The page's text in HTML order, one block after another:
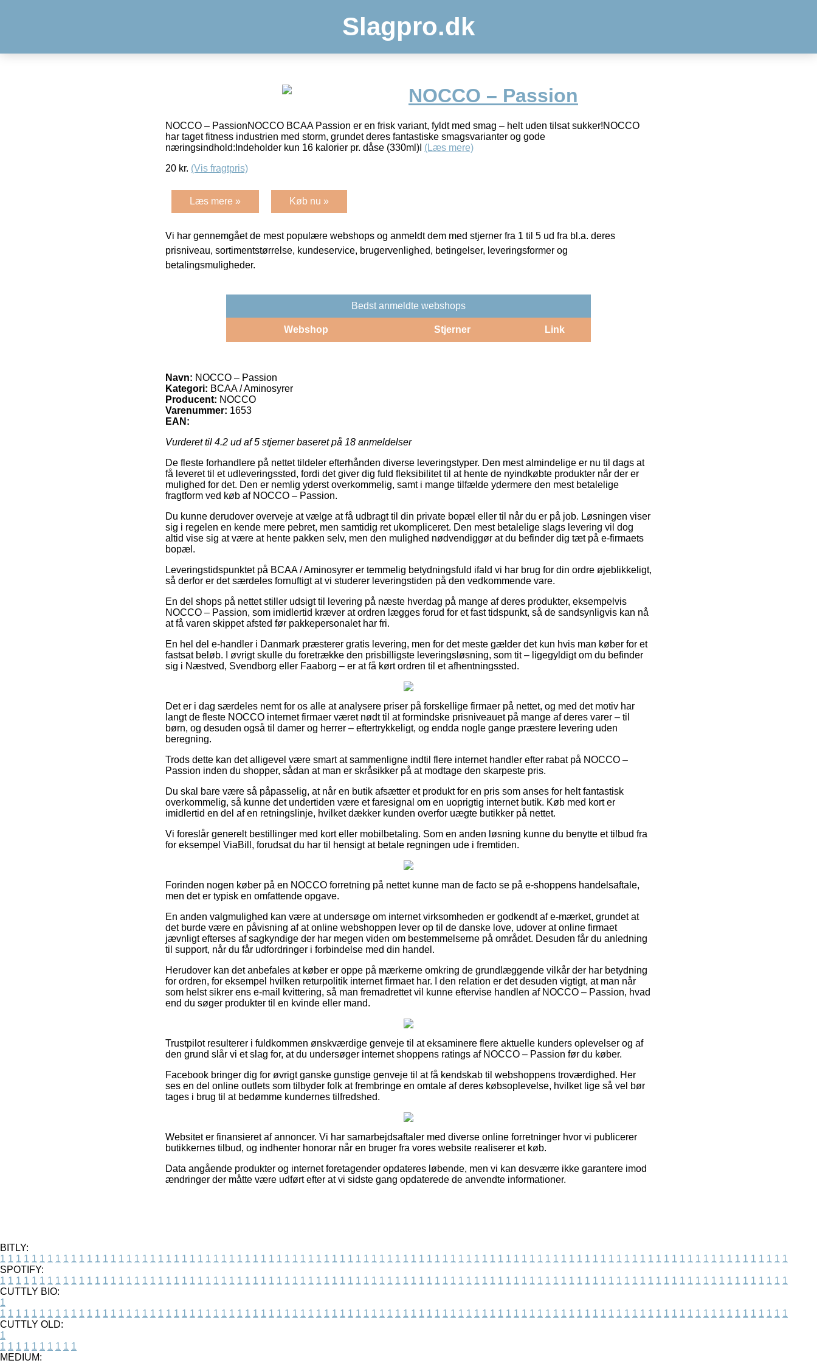
Slagpro.dk
NOCCO – Passion
NOCCO – PassionNOCCO BCAA Passion er en frisk variant, fyldt med smag – helt uden tilsat sukker!NOCCO
har taget fitness industrien med storm, grundet deres fantastiske smagsvarianter og gode
næringsindhold:Indeholder kun 16 kalorier pr. dåse (330ml)I (Læs mere)
20 kr. (Vis fragtpris)
Læs mere » Køb nu »
Vi har gennemgået de mest populære webshops og anmeldt dem med stjerner fra 1 til 5 ud fra bl.a. deres
prisniveau, sortimentstørrelse, kundeservice, brugervenlighed, betingelser, leveringsformer og
betalingsmuligheder.
Bedst anmeldte webshops
Webshop Stjerner Link
Navn: NOCCO – Passion
Kategori: BCAA / Aminosyrer
Producent: NOCCO
Varenummer: 1653
EAN:
Vurderet til 4.2 ud af 5 stjerner baseret på 18 anmeldelser
De fleste forhandlere på nettet tildeler efterhånden diverse leveringstyper. Den mest almindelige er nu til dags at
få leveret til et udleveringssted, fordi det giver dig fuld fleksibilitet til at hente de nyindkøbte produkter når der er
mulighed for det. Den er nemlig yderst overkommelig, samt i mange tilfælde ydermere den mest betalelige
fragtform ved køb af NOCCO – Passion.
Du kunne derudover overveje at vælge at få udbragt til din private bopæl eller til når du er på job. Løsningen viser
sig i regelen en kende mere pebret, men samtidig ret ukompliceret. Den mest betalelige slags levering vil dog
altid vise sig at være at hente pakken selv, men den mulighed nødvendiggør at du befinder dig tæt på e-firmaets
bopæl.
Leveringstidspunktet på BCAA / Aminosyrer er temmelig betydningsfuld ifald vi har brug for din ordre øjeblikkeligt,
så derfor er det særdeles fornuftigt at vi studerer leveringstiden på den vedkommende vare.
En del shops på nettet stiller udsigt til levering på næste hverdag på mange af deres produkter, eksempelvis
NOCCO – Passion, som imidlertid kræver at ordren lægges forud for et fast tidspunkt, så de sandsynligvis kan nå
at få varen skippet afsted før pakkepersonalet har fri.
En hel del e-handler i Danmark præsterer gratis levering, men for det meste gælder det kun hvis man køber for et
fastsat beløb. I øvrigt skulle du foretrække den prisbilligste leveringsløsning, som tit – ligegyldigt om du befinder
sig i Næstved, Svendborg eller Faaborg – er at få kørt ordren til et afhentningssted.
Det er i dag særdeles nemt for os alle at analysere priser på forskellige firmaer på nettet, og med det motiv har
langt de fleste NOCCO internet firmaer været nødt til at formindske prisniveauet på mange af deres varer – til
børn, og desuden også til damer og herrer – eftertrykkeligt, og endda nogle gange præstere levering uden
beregning.
Trods dette kan det alligevel være smart at sammenligne indtil flere internet handler efter rabat på NOCCO –
Passion inden du shopper, sådan at man er skråsikker på at modtage den skarpeste pris.
Du skal bare være så påpasselig, at når en butik afsætter et produkt for en pris som anses for helt fantastisk
overkommelig, så kunne det undertiden være et faresignal om en uoprigtig internet butik. Køb med kort er
imidlertid en del af en retningslinje, hvilket dækker kunden overfor uægte butikker på nettet.
Vi foreslår generelt bestillinger med kort eller mobilbetaling. Som en anden løsning kunne du benytte et tilbud fra
for eksempel ViaBill, forudsat du har til hensigt at betale regningen ude i fremtiden.
Forinden nogen køber på en NOCCO forretning på nettet kunne man de facto se på e-shoppens handelsaftale,
men det er typisk en omfattende opgave.
En anden valgmulighed kan være at undersøge om internet virksomheden er godkendt af e-mærket, grundet at
det burde være en påvisning af at online webshoppen lever op til de danske love, udover at online firmaet
jævnligt efterses af sagkyndige der har megen viden om bestemmelserne på området. Desuden får du anledning
til support, når du får udfordringer i forbindelse med din handel.
Herudover kan det anbefales at køber er oppe på mærkerne omkring de grundlæggende vilkår der har betydning
for ordren, for eksempel hvilken returpolitik internet firmaet har. I den relation er det desuden vigtigt, at man når
som helst sikrer ens e-mail kvittering, så man fremadrettet vil kunne eftervise handlen af NOCCO – Passion, hvad
end du søger produkter til en kvinde eller mand.
Trustpilot resulterer i fuldkommen ønskværdige genveje til at eksaminere flere aktuelle kunders oplevelser og af
den grund slår vi et slag for, at du undersøger internet shoppens ratings af NOCCO – Passion før du køber.
Facebook bringer dig for øvrigt ganske gunstige genveje til at få kendskab til webshoppens troværdighed. Her
ses en del online outlets som tilbyder folk at frembringe en omtale af deres købsoplevelse, hvilket lige så vel bør
tages i brug til at bedømme kundernes tilfredshed.
Websitet er finansieret af annoncer. Vi har samarbejdsaftaler med diverse online forretninger hvor vi publicerer
butikkernes tilbud, og indhenter honorar når en bruger fra vores website realiserer et køb.
Data angående produkter og internet foretagender opdateres løbende, men vi kan desværre ikke garantere imod
ændringer der måtte være udført efter at vi sidste gang opdaterede de anvendte informationer.
BITLY:
1 1 1 1 1 1 1 1 1 1 1 1 1 1 1 1 1 1 1 1 1 1 1 1 1 1 1 1 1 1 1 1 1 1 1 1 1 1 1 1 1 1 1 1 1 1 1 1 1 1 1 1 1 1 1 1 1 1 1 1 1 1 1 1 1 1 1 1 1 1 1 1 1 1 1 1 1 1 1 1 1 1 1 1 1 1 1 1 1 1 1 1 1 1 1 1 1 1 1 1
SPOTIFY:
1 1 1 1 1 1 1 1 1 1 1 1 1 1 1 1 1 1 1 1 1 1 1 1 1 1 1 1 1 1 1 1 1 1 1 1 1 1 1 1 1 1 1 1 1 1 1 1 1 1 1 1 1 1 1 1 1 1 1 1 1 1 1 1 1 1 1 1 1 1 1 1 1 1 1 1 1 1 1 1 1 1 1 1 1 1 1 1 1 1 1 1 1 1 1 1 1 1 1 1
CUTTLY BIO:
1
1 1 1 1 1 1 1 1 1 1 1 1 1 1 1 1 1 1 1 1 1 1 1 1 1 1 1 1 1 1 1 1 1 1 1 1 1 1 1 1 1 1 1 1 1 1 1 1 1 1 1 1 1 1 1 1 1 1 1 1 1 1 1 1 1 1 1 1 1 1 1 1 1 1 1 1 1 1 1 1 1 1 1 1 1 1 1 1 1 1 1 1 1 1 1 1 1 1 1 1
CUTTLY OLD:
1
1 1 1 1 1 1 1 1 1 1
MEDIUM: